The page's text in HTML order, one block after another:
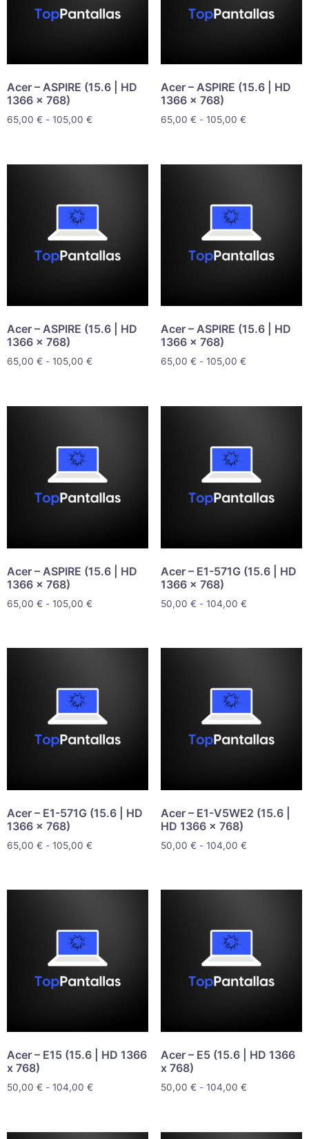
Acer – ASPIRE (15.6 | HD
1366 x 768)
65,00 € - 105,00 €
Acer – ASPIRE (15.6 | HD
1366 x 768)
65,00 € - 105,00 €
Acer – ASPIRE (15.6 | HD
1366 x 768)
65,00 € - 105,00 €
Acer – ASPIRE (15.6 | HD
1366 x 768)
65,00 € - 105,00 €
Acer – ASPIRE (15.6 | HD
1366 x 768)
65,00 € - 105,00 €
Acer – E1-571G (15.6 | HD
1366 x 768)
50,00 € - 104,00 €
Acer – E1-571G (15.6 | HD
1366 x 768)
65,00 € - 105,00 €
Acer – E1-V5WE2 (15.6 |
HD 1366 x 768)
50,00 € - 104,00 €
Acer – E15 (15.6 | HD 1366
x 768)
50,00 € - 104,00 €
Acer – E5 (15.6 | HD 1366
x 768)
50,00 € - 104,00 €